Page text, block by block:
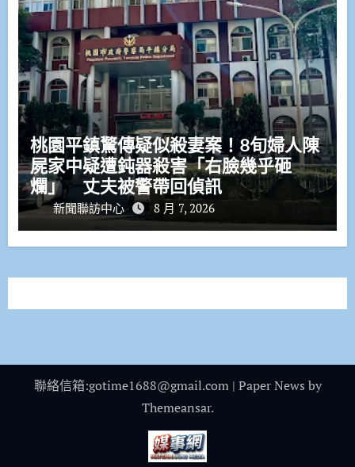
桃園平鎮驚傳疑似殺妻案！8旬婦人陳
屍家中疑遭鈍器殺害「右臉幾乎砸
爛」 丈夫被警帶回偵訊
新聞聯訪中心 8 月 7, 2026
聯絡信箱:gotime1688@gmail.com | Paper News by
Themeansar.